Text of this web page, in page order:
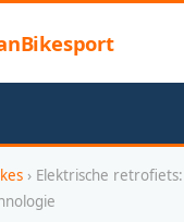
› Elektrische